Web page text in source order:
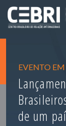
EVENTO
de um